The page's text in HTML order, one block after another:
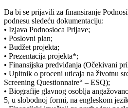
Da bi se prijavili za finansiranje
podnesu sledeću dokumentaciju:
• Izjava Podnosioca Prijave;
• Poslovni plan;
• Budžet projekta;
• Prezentacija projekta*;
• Finansijska predviđanja (Očekivani
• Upitnik o proceni uticaja na životnu
Screening Questionnaire“ – ESQ);
• Biografije glavnog osoblja
5, u slobodnoj formi, na engleskom